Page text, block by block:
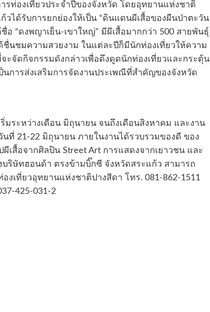
ท่องเที่ยวประจำปีของจังหวัด โดยอุทยานแห่งชาติ
ได้รับการยกย่องให้เป็น “ดินแดนผีเสื้อของผืนป่าตะวัน
อ “ดงพญาเย็น-เขาใหญ่” มีผีเสื้อมากกว่า 500 สายพันธุ์
นชมความสวยงาม ในแต่ละปีก็มีนักท่องเที่ยวให้ความ
ะจัดกิจกรรมดังกล่าวเพื่อดึงดูดนักท่องเที่ยวและกระตุ้น
นการส่งเสริมการจัดงานประเพณีที่สำคัญของจังหวัด
มระหว่างเดือน มิถุนายน จนถึงเดือนสิงหาคม และงาน
ที่ 21-22 มิถุนายน ภายในงานได้รวบรวมของดี ของ
เสื้อจากศิลปิน Street Art การแสดงจากเยาวชน และ
ริษัทฮอนด้า ตรงข้ามบิ๊กซี จังหวัดสระแก้ว สามารถ
เที่ยวอุทยานแห่งชาติปางสีดา โทร. 081-862-1511
425-031-2